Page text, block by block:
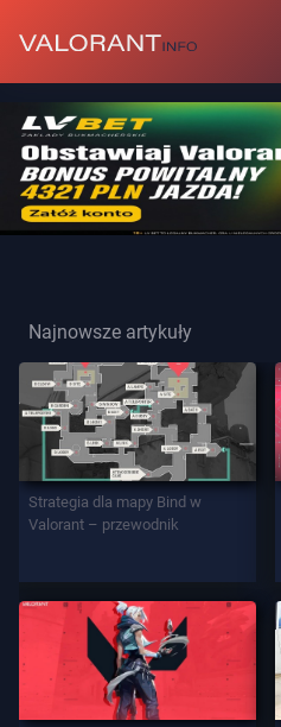
KOLEKCJA
Zestawy
Graffiti
Gracza
Agenci
Najnowsze artykuły
Strategia dla mapy Bind w
Valorant – przewodnik